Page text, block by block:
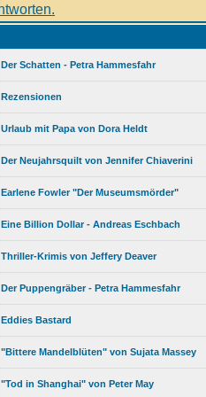
Der Schatten - Petra Hammesfahr
Rezensionen
Urlaub mit Papa von Dora Heldt
Der Neujahrsquilt von Jennifer Chiaverini
Earlene Fowler "Der Museumsmörder"
Eine Billion Dollar - Andreas Eschbach
Thriller-Krimis von Jeffery Deaver
Der Puppengräber - Petra Hammesfahr
Eddies Bastard
"Bittere Mandelblüten" von Sujata Massey
"Tod in Shanghai" von Peter May